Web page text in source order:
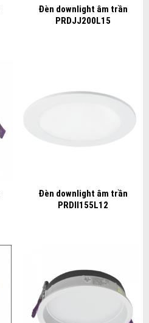
Đèn downlight âm trần
PRDJJ200L15
Đèn downlight âm trần
PRDII155L12